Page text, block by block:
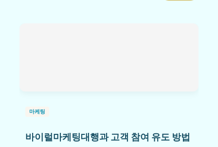
마케팅
바이럴마케팅대행과 고객 참여 유도 방법